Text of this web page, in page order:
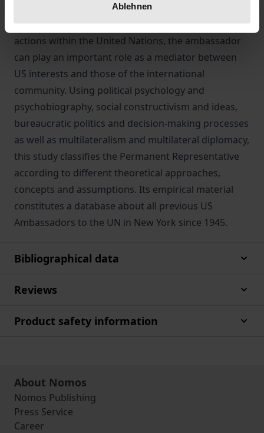
Ablehnen
on his or her personality, thinking, conduct in
foreign policy decision-making processes and
actions within the United Nations, the ambassador
can play an important role as a mediator between
US interests and those of the international
community. Using political psychology and
psychobiography, social constructivism and ideas,
bureaucratic politics and decision-making processes
as well as multilateralism and multilateral diplomacy,
this study classifies the Permanent Representative
according to different theoretical approaches,
concepts and assumptions. Its empirical material
constitutes a database about all previous US
Ambassadors to the UN in New York since 1945.
Bibliographical data
Reviews
Product safety information
About Nomos
Nomos Publishing
Press Service
Career